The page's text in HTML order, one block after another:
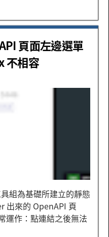
頁面左邊選單
不相容
組為基礎所建立的靜態
出來的 OpenAPI 頁
運作：點連結之後無法